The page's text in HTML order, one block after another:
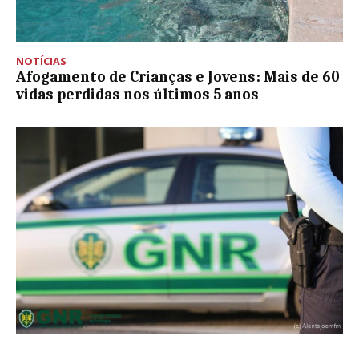
NOTÍCIAS
Afogamento de Crianças e Jovens: Mais de 60
vidas perdidas nos últimos 5 anos